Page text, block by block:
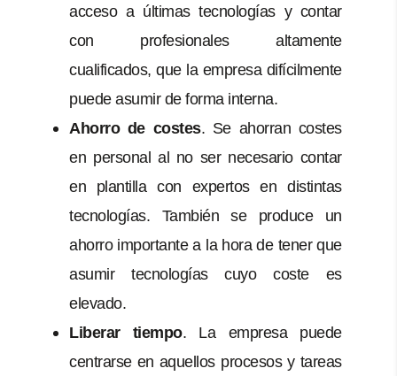
acceso a últimas tecnologías y contar
con profesionales altamente
cualificados, que la empresa difícilmente
puede asumir de forma interna.
Ahorro de costes. Se ahorran costes
en personal al no ser necesario contar
en plantilla con expertos en distintas
tecnologías. También se produce un
ahorro importante a la hora de tener que
asumir tecnologías cuyo coste es
elevado.
Liberar tiempo. La empresa puede
centrarse en aquellos procesos y tareas